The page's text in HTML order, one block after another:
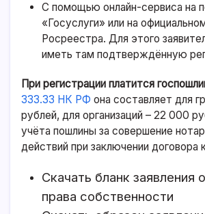
С помощью онлайн-сервиса на
«Госуслуги» или на
Росреестра. Для этого
иметь там подтверждённую
При регистрации платится
333.33 НК РФ она составляет для
рублей, для организаций – 22 000
учёта пошлины за совершение
действий при заключении договора
Скачать бланк заявления
права собственности